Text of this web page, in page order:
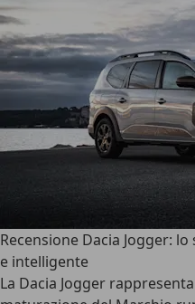
Recensione Dacia Jogger:
e intelligente
La Dacia Jogger